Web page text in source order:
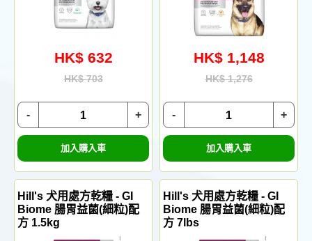
HK$ 632
HK$ 703
+
-
加入購入車
HK$ 1,148
HK$ 1,276
+
-
加入購入車
Hill's 犬用處方乾糧 - GI
Biome 腸胃益菌(細粒)配
方 1.5kg
Hill's 犬用處方乾糧 - GI
Biome 腸胃益菌(細粒)配
方 7lbs